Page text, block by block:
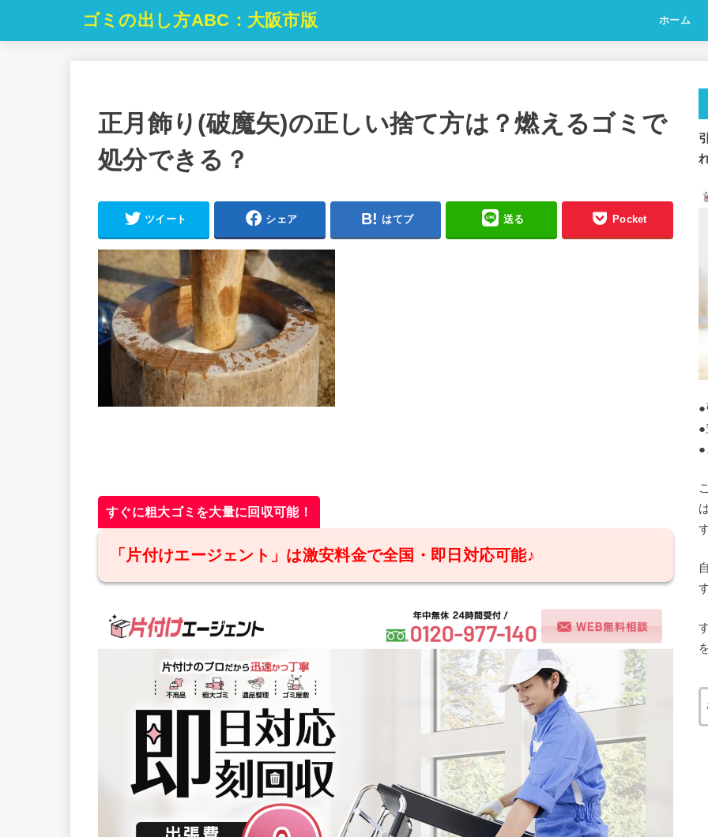
ゴミの出し方ABC：大阪市版 ホーム
正月飾り(破魔矢)の正しい捨て方は？燃えるゴミで
処分できる？
ツイート シェア はてブ 送る Pocket
すぐに粗大ゴミを大量に回収可能！
「片付けエージェント」は激安料金で全国・即日対応可能♪
●
●
●